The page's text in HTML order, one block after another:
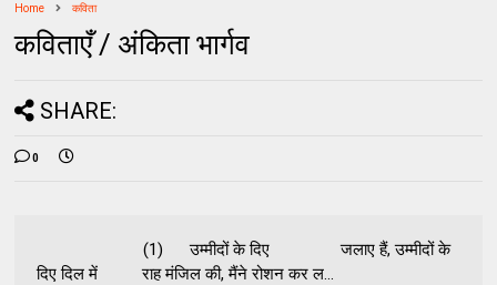
Home कविता
कविताएँ / अंकिता भार्गव
SHARE:
0
(1) उम्‍मीदों के दिए जलाए हैं, उम्‍मीदों के
दिए दिल में राह मंजिल की, मैंने रोशन कर ल...